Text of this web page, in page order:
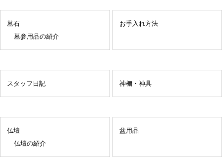
墓石
墓参用品の紹介
お手入れ方法
スタッフ日記 神棚・神具
仏壇
仏壇の紹介
盆用品